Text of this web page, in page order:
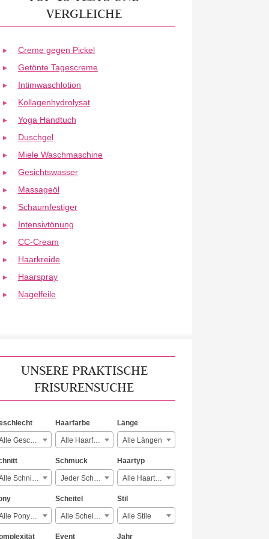
VERGLEICHE
Creme gegen Pickel
Getönte Tagescreme
Intimwaschlotion
Kollagenhydrolysat
Yoga Handtuch
Duschgel
Miele Waschmaschine
Gesichtswasser
Massageöl
Schaumfestiger
Intensivtönung
CC-Cream
Haarkreide
Haarspray
Nagelfeile
UNSERE PRAKTISCHE
FRISURENSUCHE
Alle Geschlechter
Haarfarbe
Alle Haarfarben
Länge
Alle Längen
Alle Schnitte
Schmuck
Jeder Schmuck
Haartyp
Alle Haartypen
Alle Ponyarten
Scheitel
Alle Scheitelarten
Stil
Alle Stile
Event Jahr